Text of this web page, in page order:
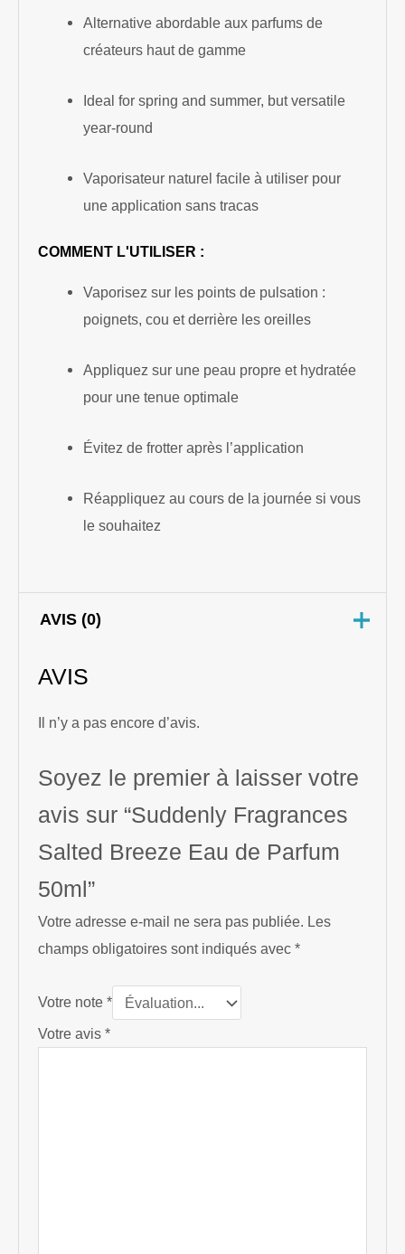
Alternative abordable aux parfums de
créateurs haut de gamme
Ideal for spring and summer, but versatile
year-round
Vaporisateur naturel facile à utiliser pour
une application sans tracas
COMMENT L'UTILISER :
Vaporisez sur les points de pulsation :
poignets, cou et derrière les oreilles
Appliquez sur une peau propre et hydratée
pour une tenue optimale
Évitez de frotter après l’application
Réappliquez au cours de la journée si vous
le souhaitez
AVIS (0)
AVIS
Il n’y a pas encore d’avis.
Soyez le premier à laisser votre
avis sur “Suddenly Fragrances
Salted Breeze Eau de Parfum
50ml”
Votre adresse e-mail ne sera pas publiée. Les
champs obligatoires sont indiqués avec*
Votre note*
Votre avis*